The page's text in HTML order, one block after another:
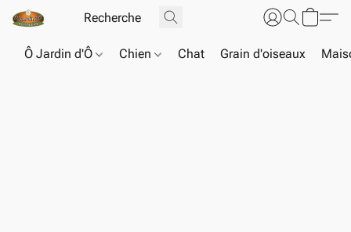
Ô Jardin d'Ô Chien Chat Grain d'oiseaux